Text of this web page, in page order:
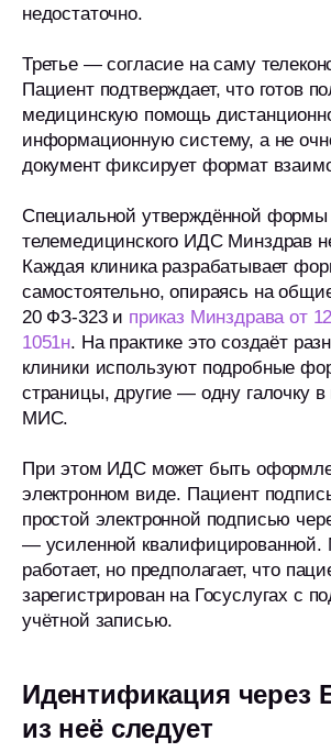
недостаточно.
Третье — согласие на саму
Пациент подтверждает, что готов
медицинскую помощь
информационную систему, а не
документ фиксирует формат
Специальной утверждённой формы
телемедицинского ИДС Минздрав
Каждая клиника разрабатывает
самостоятельно, опираясь на
20 ФЗ-323 и приказ Минздрава от
1051н. На практике это создаёт
клиники используют подробные
страницы, другие — одну галочку
МИС.
При этом ИДС может быть
электронном виде. Пациент
простой электронной подписью
— усиленной квалифицированной.
работает, но предполагает, что
зарегистрирован на Госуслугах с
учётной записью.
Идентификация через
из неё следует